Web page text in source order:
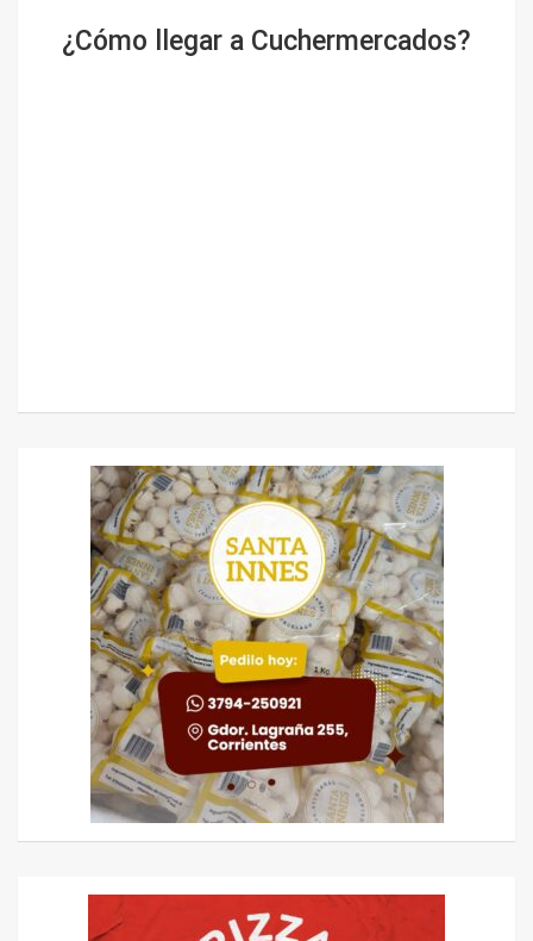
¿Cómo llegar a Cuchermercados?